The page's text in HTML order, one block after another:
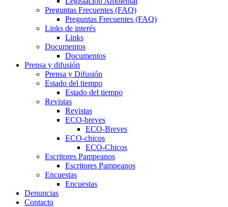
Preguntas Frecuentes (FAQ)
Preguntas Frecuentes (FAQ)
Links de interés
Links
Documentos
Documentos
Prensa y difusión
Prensa y Difusión
Estado del tiempo
Estado del tiempo
Revistas
Revistas
ECO-breves
ECO-Breves
ECO-chicos
ECO-Chicos
Escritores Pampeanos
Escritores Pampeanos
Encuestas
Encuestas
Denuncias
Contacto